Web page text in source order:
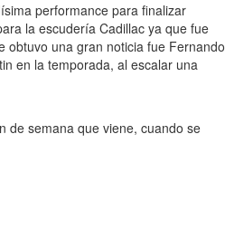
performance para finalizar
la escudería Cadillac ya que fue
obtuvo una gran noticia fue Fernando
en la temporada, al escalar una
de semana que viene, cuando se